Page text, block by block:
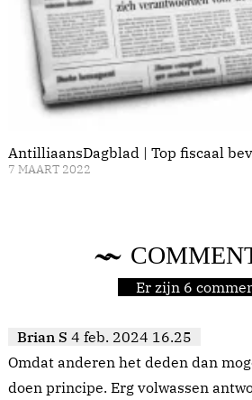
AntilliaansDagblad | Top fiscaal
7 MAART 2022
Er zijn 6
Brian S 4 feb. 2024 16.25
Omdat anderen het deden dan
doen principe. Erg volwassen